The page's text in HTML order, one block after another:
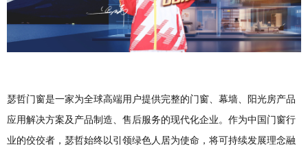
瑟哲门窗是一家为全球高端用户提供完整的门窗、幕墙、阳光房产品
应用解决方案及产品制造、售后服务的现代化企业。作为中国门窗行
业的佼佼者，瑟哲始终以引领绿色人居为使命，将可持续发展理念融